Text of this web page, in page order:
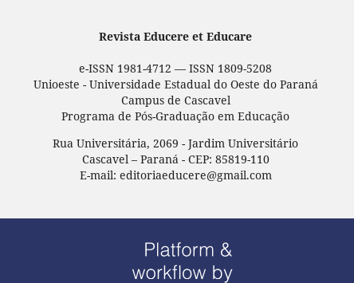
Revista Educere et Educare
e-ISSN 1981-4712 — ISSN 1809-5208
Unioeste - Universidade Estadual do Oeste do Paraná
Campus de Cascavel
Programa de Pós-Graduação em Educação
Rua Universitária, 2069 - Jardim Universitário
Cascavel – Paraná - CEP: 85819-110
E-mail: editoriaeducere@gmail.com